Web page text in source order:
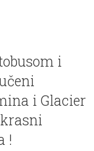
i
i Glacier
!